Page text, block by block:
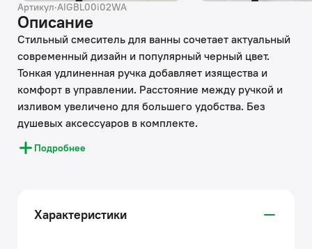
Артикул·AIGBL00i02WA
Описание
Стильный смеситель для ванны сочетает актуальный
современный дизайн и популярный черный цвет.
Тонкая удлиненная ручка добавляет изящества и
комфорт в управлении. Расстояние между ручкой и
изливом увеличено для большего удобства. Без
душевых аксессуаров в комплекте.
• Керамический картридж обеспечивает точную
• Керамический дивертор надежно переключает
поток воды даже при минимальном давлении воды.
Подробнее
Характеристики